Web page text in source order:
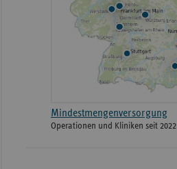
Mindestmengenversorgung
Operationen und Kliniken seit 2022